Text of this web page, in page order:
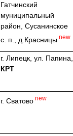
Гатчинский
муниципальный
район, Сусанинское
с. п., д.Красницы new
г. Липецк, ул. Папина,
КРТ
г. Сватово new